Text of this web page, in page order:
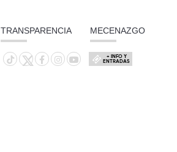
TRANSPARENCIA MECENAZGO
+ INFO Y
ENTRADAS